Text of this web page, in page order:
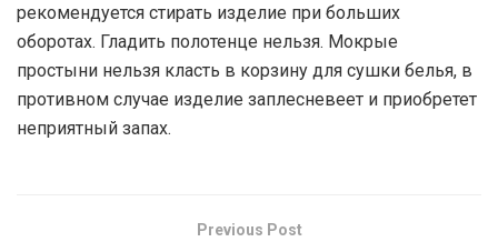
рекомендуется стирать изделие при больших
оборотах. Гладить полотенце нельзя. Мокрые
простыни нельзя класть в корзину для сушки белья, в
противном случае изделие заплесневеет и приобретет
неприятный запах.
Previous Post